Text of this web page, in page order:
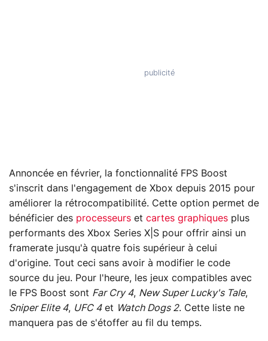
Annoncée en février, la fonctionnalité FPS Boost
s'inscrit dans l'engagement de Xbox depuis 2015 pour
améliorer la rétrocompatibilité. Cette option permet de
bénéficier des processeurs et cartes graphiques plus
performants des Xbox Series X|S pour offrir ainsi un
framerate jusqu'à quatre fois supérieur à celui
d'origine. Tout ceci sans avoir à modifier le code
source du jeu. Pour l'heure, les jeux compatibles avec
le FPS Boost sont Far Cry 4, New Super Lucky's Tale,
Sniper Elite 4, UFC 4et Watch Dogs 2. Cette liste ne
manquera pas de s'étoffer au fil du temps.